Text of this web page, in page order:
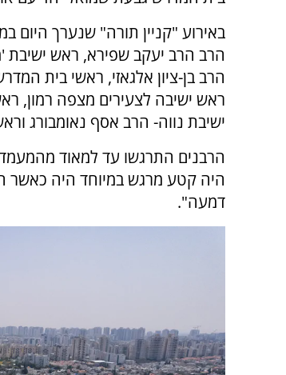
באירוע "קניין תורה" שנערך היום
הרב הרב יעקב שפירא, ראש ישיבת
הרב בן-ציון אלגאזי, ראשי בית
ראש ישיבה לצעירים מצפה רמון,
ישיבת נווה- הרב אסף נאומבורג
הרבנים התרגשו עד למאוד
היה קטע מרגש במיוחד היה כאשר
דמעה".